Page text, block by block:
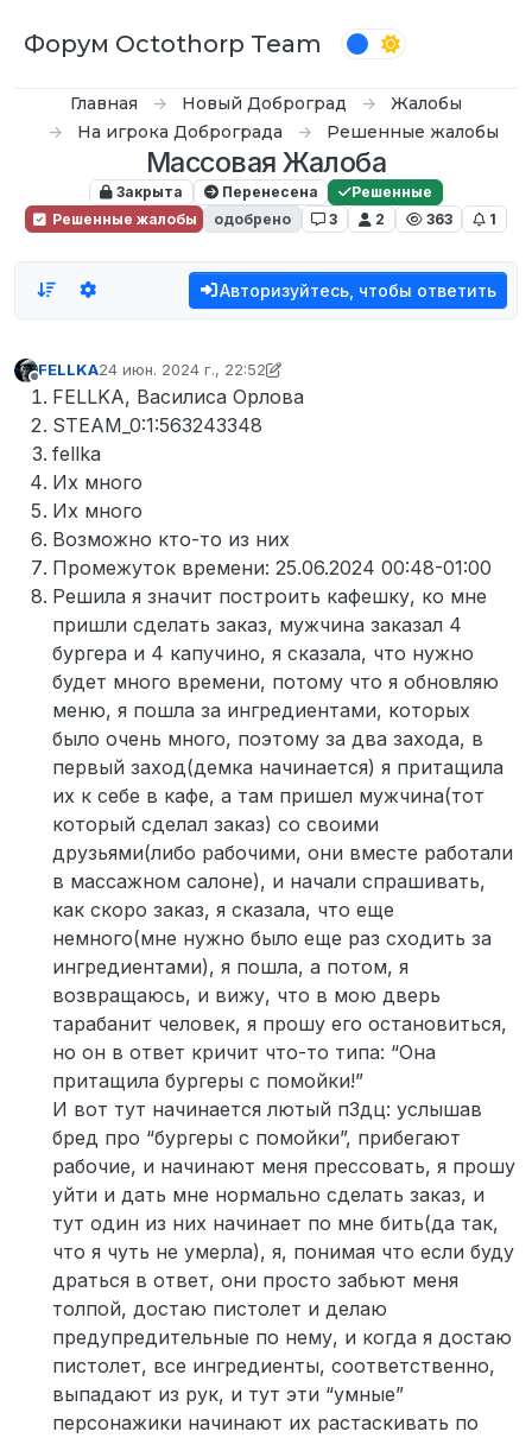
Форум Octothorp Team
Главная Новый Доброград
Жалобы
На игрока Доброграда
Решенные жалобы
Массовая Жалоба
Закрыта Перенесена
Решенные
Решенные жалобы
одобрено 3 2 363 1
Авторизуйтесь, чтобы ответить
Не в сети
FELLKA24 июн. 2024 г., 22:52
отредактировано FELLKA
FELLKA, Василиса Орлова
STEAM_0:1:563243348
fellka
Их много
Их много
Возможно кто-то из них
Промежуток времени: 25.06.2024 00:48-01:00
Решила я значит построить кафешку, ко мне
пришли сделать заказ, мужчина заказал 4
бургера и 4 капучино, я сказала, что нужно
будет много времени, потому что я обновляю
меню, я пошла за ингредиентами, которых
было очень много, поэтому за два захода, в
первый заход(демка начинается) я притащила
их к себе в кафе, а там пришел мужчина(тот
который сделал заказ) со своими
друзьями(либо рабочими, они вместе работали
в массажном салоне), и начали спрашивать,
как скоро заказ, я сказала, что еще
немного(мне нужно было еще раз сходить за
ингредиентами), я пошла, а потом, я
возвращаюсь, и вижу, что в мою дверь
тарабанит человек, я прошу его остановиться,
но он в ответ кричит что-то типа: “Она
притащила бургеры с помойки!”
И вот тут начинается лютый п3дц: услышав
бред про “бургеры с помойки”, прибегают
рабочие, и начинают меня прессовать, я прошу
уйти и дать мне нормально сделать заказ, и
тут один из них начинает по мне бить(да так,
что я чуть не умерла), я, понимая что если буду
драться в ответ, они просто забьют меня
толпой, достаю пистолет и делаю
предупредительные по нему, и когда я достаю
пистолет, все ингредиенты, соответственно,
выпадают из рук, и тут эти “умные”
персонажики начинают их растаскивать по